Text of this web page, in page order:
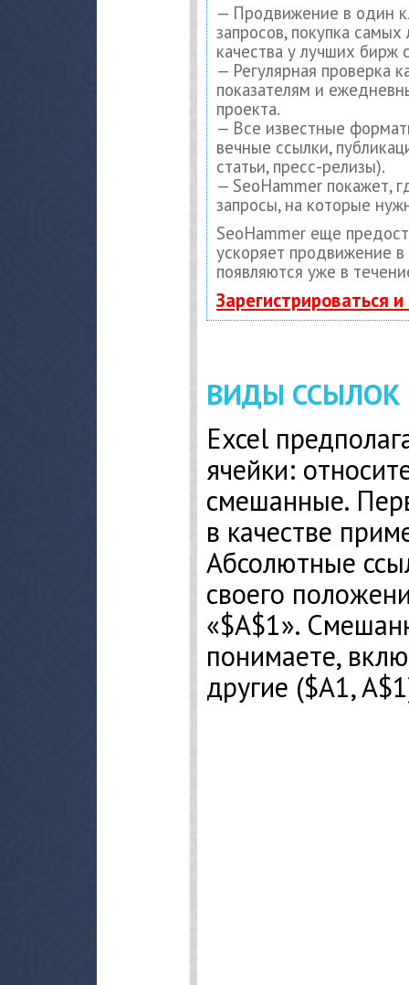
— Продвижение в один
запросов, покупка
качества у лучших бирж
— Регулярная проверка
показателям и
проекта.
— Все известные
вечные ссылки,
статьи, пресс-релизы).
— SeoHammer покажет,
запросы, на которые
SeoHammer еще
ускоряет продвижение в
появляются уже в
Зарегистрироваться
ВИДЫ ССЫЛОК
Excel
ячейки:
смешанные.
в качестве
Абсолютные
своего
«$A$1».
понимаете,
другие ($A1,